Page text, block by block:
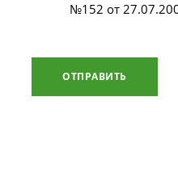
№152 от
ОТПРАВИТЬ